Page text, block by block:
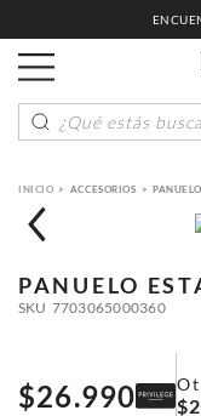
¿Qué estás
ACCESORIOS
PANUELO
SKU 7703065000360
$26.990 $